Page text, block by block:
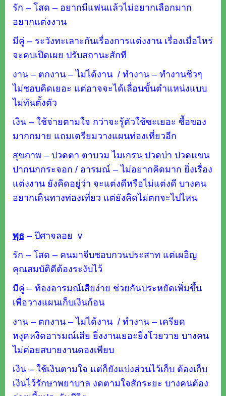
รัก – โสด – อยากมีแฟนแล้วไม่อยากเลือกมาก
อยากแต่งงาน
มีคู่ – ระวังทะเลาะกันเรื่องการแต่งงาน เรื่องเมื่อไหร่
จะคบเปิดเผย ปรับสถานะสักที
งาน – ตกงาน – ไม่ได้งาน / ทำงาน – ทำงานชิวๆ
ไม่ชอบคิดเยอะ แต่อาจจะได้เลื่อนขั้นตำแหน่งแบบ
ไม่ทันตั้งตัว
เงิน – ใช้จ่ายตามใจ กว่าจะรู้ตัวใช้ซะเยอะ ซื้อของ
มากกมาย แถมเตรียมวางแผนท่องเที่ยวอีก
สุขภาพ – ปวดตา ตาบวม ไมเกรน ปวดบ่า ปวดแขน
ปากนกกระจอก / อารมณ์ – ไม่อยากคิดมาก ยิ่งเรื่อง
แต่งงาน ยังคิดอยู่ว่า จะแต่งดีหรือไม่แต่งดี บางคน
อยากเดินทางท่องเที่ยว แต่ยังคิดไม่ตกจะไปไหน
พุธ – ปีศาจลอย v
รัก – โสด – คนมาจีบชอบกวนประสาท แต่เผอิญ
คุณสมบัติดีต้องระงับไว้
มีคู่ – ท้องอารมณ์เสียง่าย ช่วยกันประหยัดเพิ่มขึ้น
เพื่อวางแผนเก็บเงินก้อน
งาน – ตกงาน – ไม่ได้งาน / ทำงาน – เครียด
หงุดหงิดอารมณ์เสีย ยิ่งงานเยอะยิ่งโวยวาย บางคน
ไม่ค่อยสบายงานดองเพียบ
เงิน – ใช้เงินตามใจ แต่ก็ยังแบ่งส่วนไว้เก็บ ต้องเก็บ
เงินไว้รักษาพยาบาล งดตามใจสักระยะ บางคนต้อง